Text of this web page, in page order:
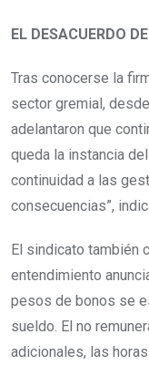
EL DESACUERDO
Tras conocerse la
sector gremial,
adelantaron que
queda la instancia
continuidad a las
consecuencias”,
El sindicato también
entendimiento
pesos de bonos se
sueldo. El no
adicionales, las